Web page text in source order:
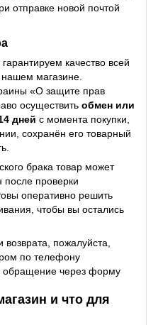
отправке новой почтой
качество всей
нашем магазине.
«О защите прав
осуществить обмен или
дней с момента покупки,
сохранён его товарный
брака товар может
проверки
оперативно решить
чтобы вы остались
пожалуйста,
по телефону
обращение через форму
и что для